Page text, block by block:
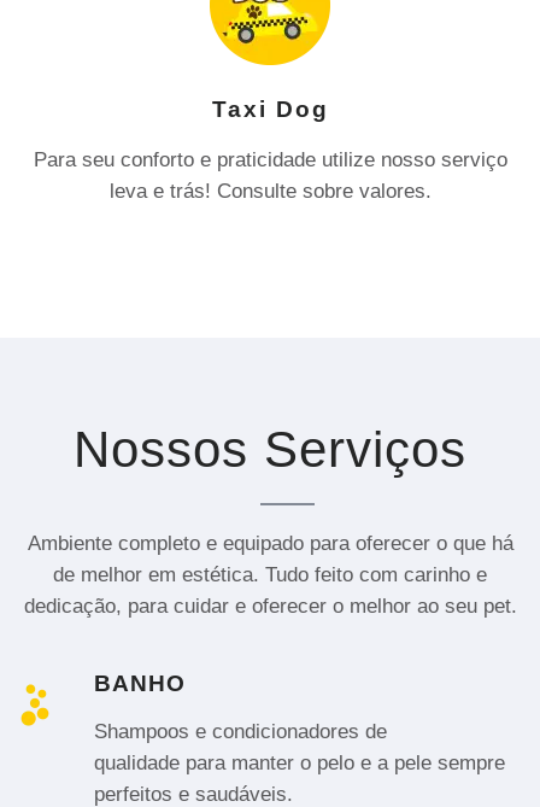
Taxi Dog
Para seu conforto e praticidade utilize nosso serviço
leva e trás! Consulte sobre valores.
Nossos Serviços
Ambiente completo e equipado para oferecer o que há
de melhor em estética. Tudo feito com carinho e
dedicação, para cuidar e oferecer o melhor ao seu pet.
BANHO
Shampoos e condicionadores de
qualidade para manter o pelo e a pele sempre
perfeitos e saudáveis.